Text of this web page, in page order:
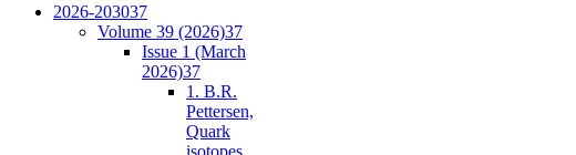
2026-203037
Volume 39 (2026)37
Issue 1 (March
2026)37
1. B.R.
Pettersen,
Quark
isotopes